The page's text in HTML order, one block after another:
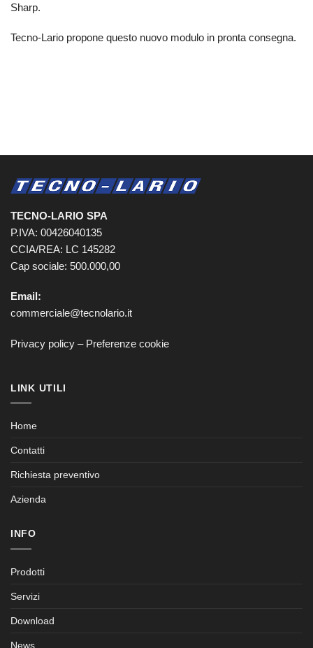
Sharp.
Tecno-Lario propone questo nuovo modulo in pronta consegna.
TECNO-LARIO SPA
P.IVA: 00426040135
CCIA/REA: LC 145282
Cap sociale: 500.000,00
Email:
commerciale@tecnolario.it
Privacy policy – Preferenze cookie
LINK UTILI
Home
Contatti
Richiesta preventivo
Azienda
INFO
Prodotti
Servizi
Download
News